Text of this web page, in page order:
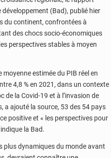
(Bad), publié hier
du continent, confrontées à
des chocs socio-économiques
perspectives stables à moyen
moyenne estimée du PIB réel en
4,8 % en 2021, dans un contexte
de la Covid-19 et à l’invasion de
a ajouté la source, 53 des 54 pays
positive et « les perspectives pour
la Bad.
plus dynamiques du monde avant